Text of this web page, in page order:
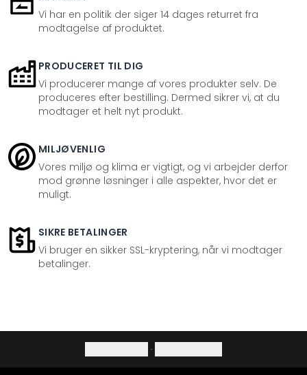
Vi har en politik der siger 14 dages returret fra
modtagelse af produktet.
PRODUCERET TIL DIG
Vi producerer mange af vores produkter selv. De
produceres efter bestilling. Dermed sikrer vi, at du
modtager et helt nyt produkt.
MILJØVENLIG
Vores miljø og klima er vigtigt, og vi arbejder derfor
mod grønne løsninger i alle aspekter, hvor det er
muligt.
SIKRE BETALINGER
Vi bruger en sikker SSL-kryptering, når vi modtager
betalinger.
·